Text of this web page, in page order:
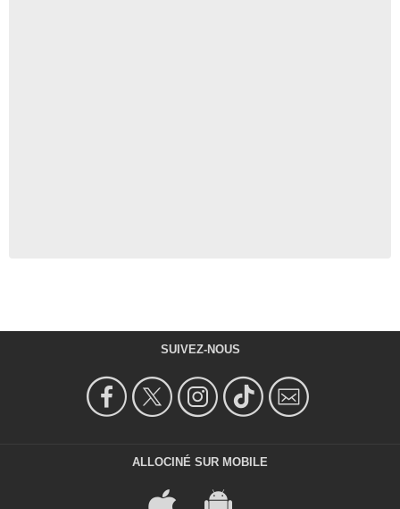
SUIVEZ-NOUS
ALLOCINÉ SUR MOBILE